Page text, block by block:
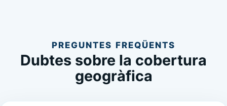
PREGUNTES FREQÜENTS
Dubtes sobre la cobertura
geogràfica